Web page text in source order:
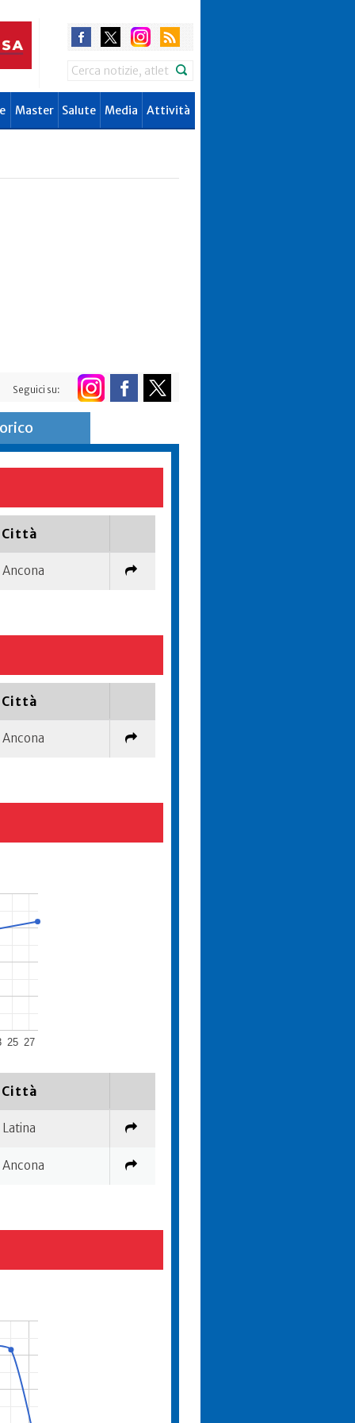
Search
Master Salute Media Attività
Seguici su:
Città
Ancona
Città
Ancona
25 27
Città
Latina
Ancona